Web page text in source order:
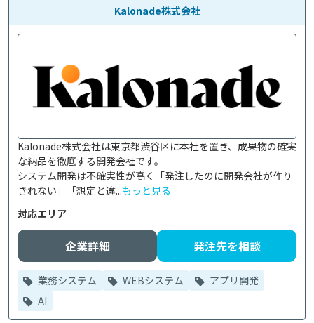
Kalonade株式会社
Kalonade株式会社は東京都渋谷区に本社を置き、成果物の確実
な納品を徹底する開発会社です。
システム開発は不確実性が高く「発注したのに開発会社が作り
きれない」「想定と違...もっと見る
対応エリア
企業詳細 発注先を相談
業務システム WEBシステム
アプリ開発
AI